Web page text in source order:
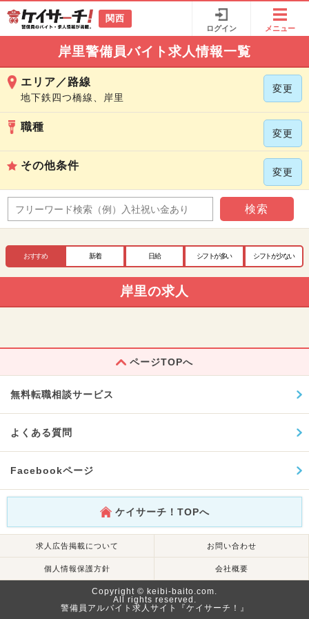
関西
ログイン メニュー
岸里警備員バイト求人情報一覧
エリア／路線
地下鉄四つ橋線、岸里
変更
職種
変更
その他条件
変更
検索
おすすめ 新着 日給 シフトが多い シフトが少ない
岸里の求人
ページTOPへ
無料転職相談サービス
よくある質問
Facebookページ
ケイサーチ！TOPへ
求人広告掲載について お問い合わせ
個人情報保護方針 会社概要
Copyright © keibi-baito.com.
All rights reserved.
警備員アルバイト求人サイト『ケイサーチ！』